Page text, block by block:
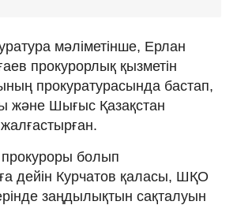
мәліметінше, Ерлан
прокурорлық қызметін
прокуратурасында бастап,
және Шығыс Қазақстан
болып
дейін Курчатов қаласы, ШҚО
заңдылықтын сақталуын